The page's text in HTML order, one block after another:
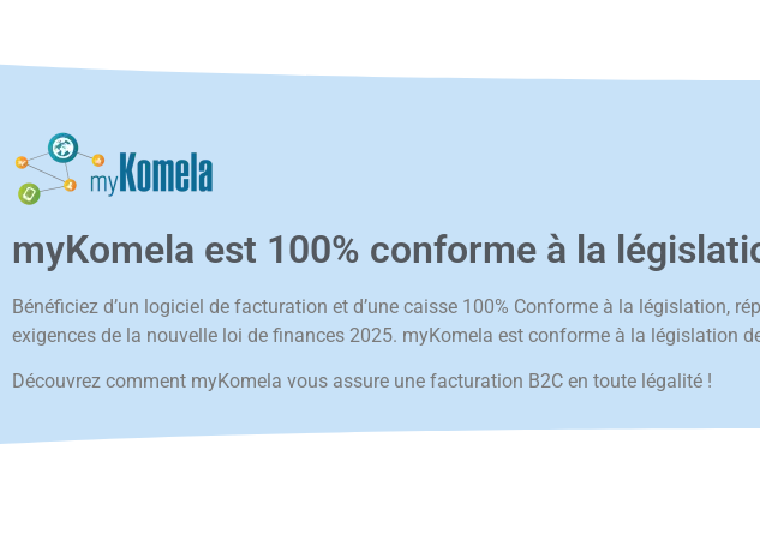
myKomela est 100% conforme à la
Bénéficiez d’un logiciel de facturation et d’une caisse 100% Conforme à la législation,
exigences de la nouvelle loi de finances 2025. myKomela est conforme à la législation
Découvrez comment myKomela vous assure une facturation B2C en toute légalité !